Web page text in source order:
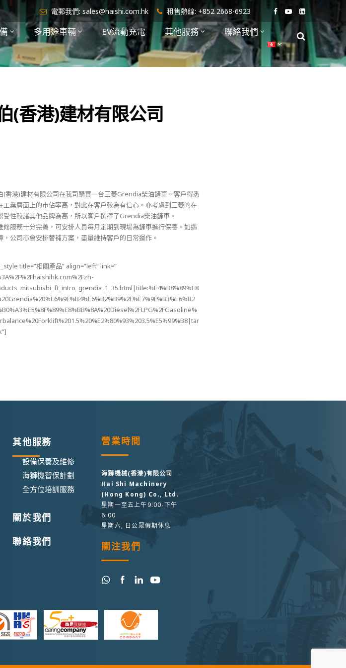
電郵我們: sales@haishi.com.hk 租售熱線: +852 2668-6923
多用途車輛 EV流動充電 其他服務 聯絡我們
(香港)建材有限公司
(香港)建材有限公司在我司購買一台三菱Grendia柴油鏟車。客戶得悉
工業層面上的市佔率高，對此在客戶較為有信心。亦考慮到三菱的在
受性較諸其他品牌為高，所以客戶選擇了Grendia柴油鏟車。
修服務十分完善，可安排人員每月定期到現場為鏟車進行保養。如遇
，公司亦會安排替補方案，盡量維持客戶的日常運作。
title=”相關產品” align=”left” link=”
其他服務
設備保養及維修
海獅機智保計劃
全方位培訓服務
關於我們
聯絡我們
營業時間
海獅機械(香港)有限公司
Hai Shi Machinery
(Hong Kong) Co., Ltd.
星期一至五上午9:00-下午
6:00
星期六, 日公眾假期休息
關注我們